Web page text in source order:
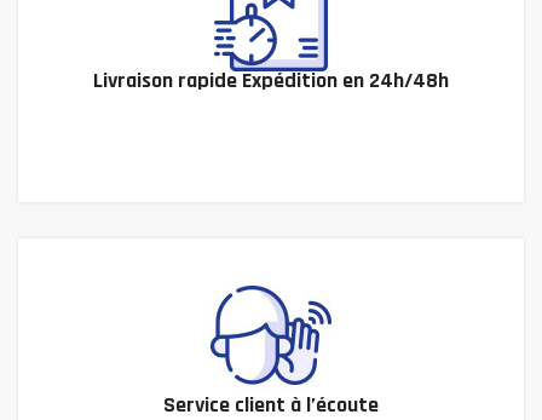
Livraison rapide Expédition en 24h/48h
Service client à l’écoute